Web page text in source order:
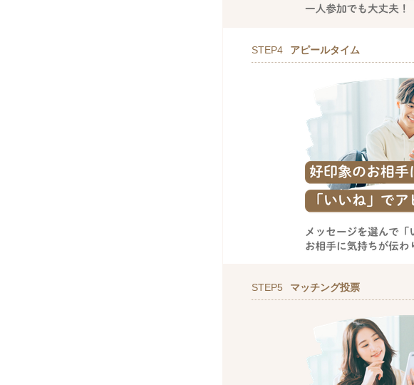
STEP4 アピールタイム
STEP5 マッチング投票